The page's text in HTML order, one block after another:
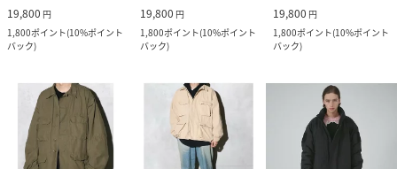
19,800 円
1,800ポイント(10%ポイント
バック)
19,800 円
1,800ポイント(10%ポイント
バック)
19,800 円
1,800ポイント(10%ポイント
バック)